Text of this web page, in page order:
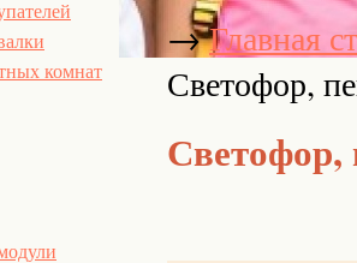
комнат
→Главная
Светофор,
Светофор,